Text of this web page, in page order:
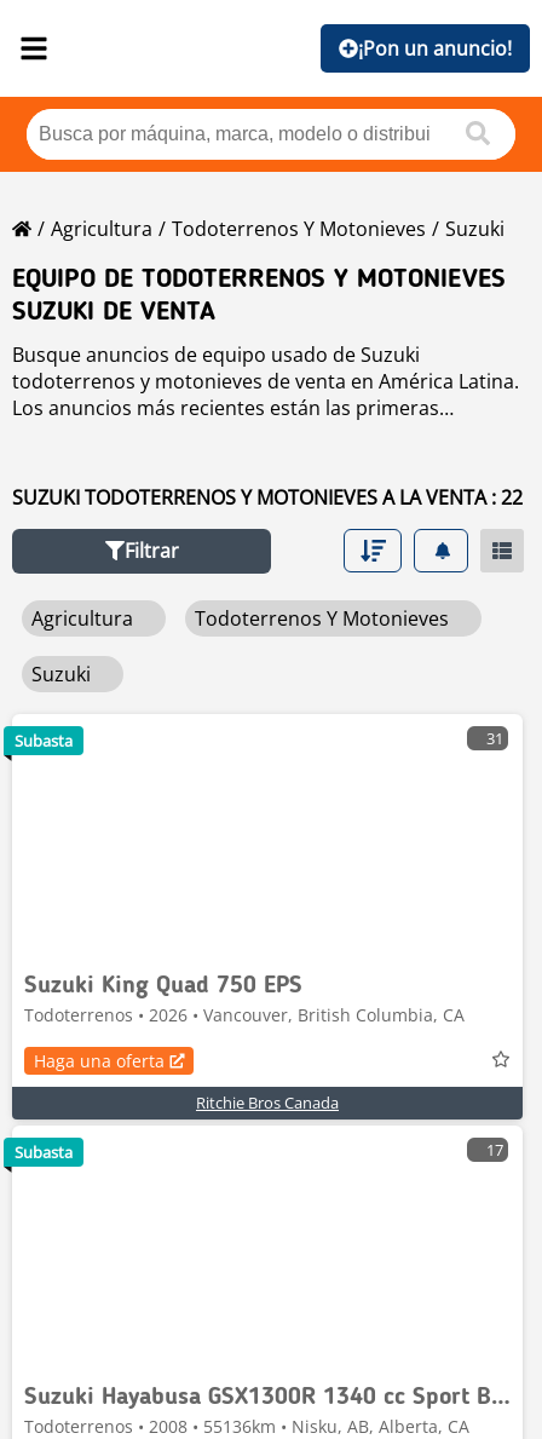
¡Pon un anuncio!
Agricultura Todoterrenos Y Motonieves
Suzuki
EQUIPO DE TODOTERRENOS Y MOTONIEVES
SUZUKI DE VENTA
Busque anuncios de equipo usado de Suzuki
todoterrenos y motonieves de venta en América Latina.
Los anuncios más recientes están las primeras
marca, año, precio, horas de uso, país. Para buscar
enlace
todoterrenos y motonieves
SUZUKI TODOTERRENOS Y MOTONIEVES A LA VENTA : 22
Filtrar
Agricultura Todoterrenos Y Motonieves
Suzuki
31
Suzuki King Quad 750 EPS
Todoterrenos • 2026 • Vancouver, British Columbia, CA
Haga una oferta
Ritchie Bros Canada
Subasta
17
Suzuki Hayabusa GSX1300R 1340 cc Sport Bike
Todoterrenos • 2008 • 55136km • Nisku, AB, Alberta, CA
Subasta